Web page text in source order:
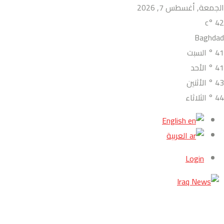
الجمعة, أغسطس 7, 2026
42
°c
Baghdad
41
° السبت
41
° الأحد
43
° الأثنين
44
° الثلاثاء
English
العربية
Login